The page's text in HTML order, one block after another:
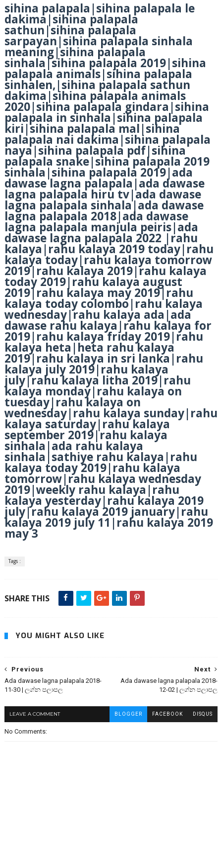
sihina palapala|sihina palapala le
dakima|sihina palapala
sathun|sihina palapala
sarpayan|sihina palapala sinhala
meaning|sihina palapala
sinhala|sihina palapala 2019|sihina
palapala animals|sihina palapala
sinhalen,|sihina palapala sathun
dakima|sihina palapala animals
2020|sihina palapala gindara|sihina
palapala in sinhala|sihina palapala
kiri|sihina palapala mal|sihina
palapala nai dakima|sihina palapala
naya|sihina palapala pdf|sihina
palapala snake|sihina palapala 2019
sinhala|sihina palapala 2019|ada
dawase lagna palapala|ada dawase
lagna palapala hiru tv|ada dawase
lagna palapala sinhala|ada dawase
lagna palapala 2018|ada dawase
lagna palapala manjula peiris|ada
dawase lagna palapala 2022 |rahu
kalaya|rahu kalaya 2019 today|rahu
kalaya today|rahu kalaya tomorrow
2019|rahu kalaya 2019|rahu kalaya
today 2019|rahu kalaya august
2019|rahu kalaya may 2019|rahu
kalaya today colombo|rahu kalaya
wednesday|rahu kalaya ada|ada
dawase rahu kalaya|rahu kalaya for
2019|rahu kalaya friday 2019|rahu
kalaya heta|heta rahu kalaya
2019|rahu kalaya in sri lanka|rahu
kalaya july 2019|rahu kalaya
july|rahu kalaya litha 2019|rahu
kalaya monday|rahu kalaya on
tuesday|rahu kalaya on
wednesday|rahu kalaya sunday|rahu
kalaya saturday|rahu kalaya
september 2019|rahu kalaya
sinhala|ada rahu kalaya
sinhala|sathiye rahu kalaya|rahu
kalaya today 2019|rahu kalaya
tomorrow|rahu kalaya wednesday
2019|weekly rahu kalaya|rahu
kalaya yesterday|rahu kalaya 2019
july|rahu kalaya 2019 january|rahu
kalaya 2019 july 11|rahu kalaya 2019
may 3
Tags :
SHARE THIS
YOU MIGHT ALSO LIKE
Next
Ada dawase lagna palapala 2018-
12-02 | ලග්න පලාපල
Previous
Ada dawase lagna palapala 2018-
11-30 | ලග්න පලාපල
LEAVE A COMMENT BLOGGER FACEBOOK DISQUS
No Comments: